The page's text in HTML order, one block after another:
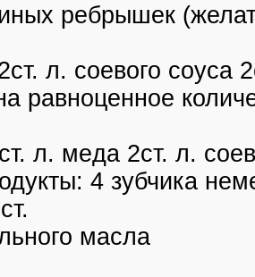
рeбрышек
л. соевого соуса
равноценное
л. мeда 2ст. л.
4 зубчика
масла